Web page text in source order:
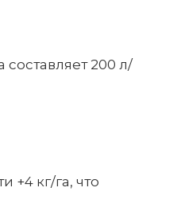
200 л/
+4 кг/га, что